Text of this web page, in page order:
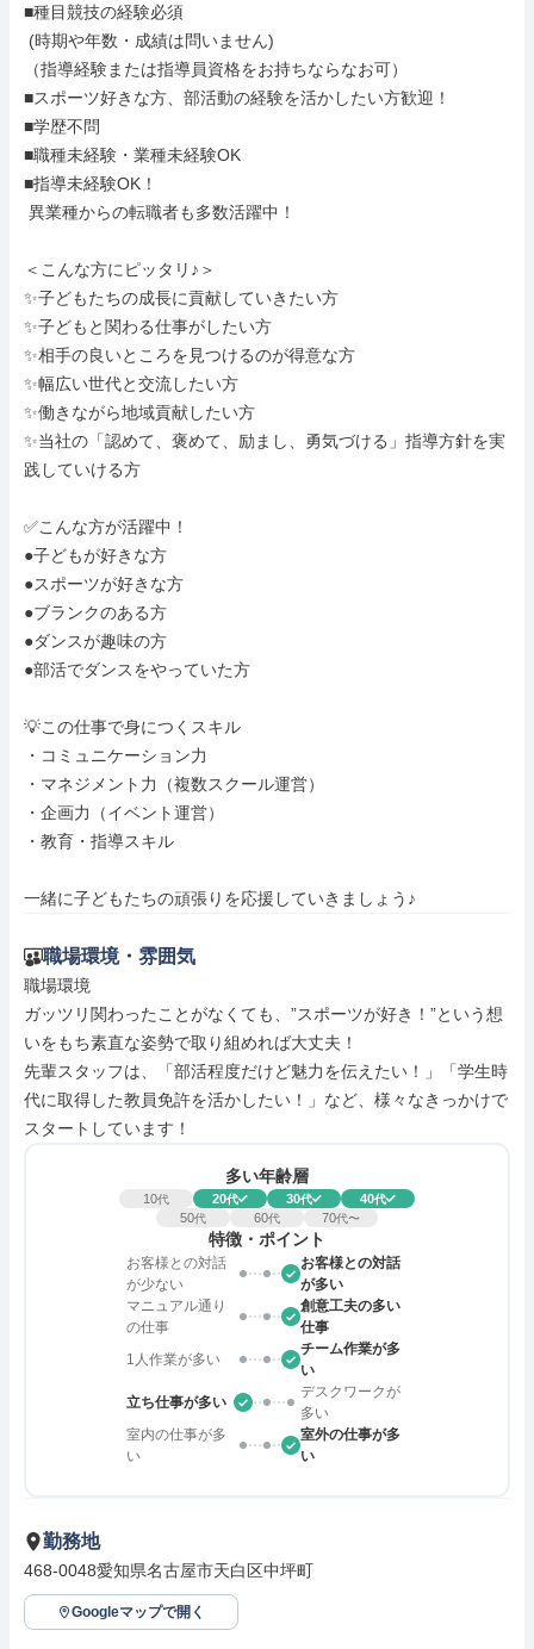
■種⽬競技の経験必須
（指導経験または指導員資格をお持ちならなお可）
■スポーツ好きな⽅、部活動の経験を活かしたい⽅歓迎！
■学歴不問
■職種未経験・業種未経験OK
■指導未経験OK！
＜こんな方にピッタリ♪＞
✨子どもたちの成長に貢献していきたい方
✨子どもと関わる仕事がしたい方
✨相手の良いところを見つけるのが得意な方
✨幅広い世代と交流したい方
✨働きながら地域貢献したい方
✨当社の「認めて、褒めて、励まし、勇気づける」指導方針を実
践していける方
✅こんな方が活躍中！
●子どもが好きな方
●スポーツが好きな方
●ブランクのある方
●ダンスが趣味の方
●部活でダンスをやっていた方
💡この仕事で身につくスキル
・コミュニケーション力
・マネジメント力（複数スクール運営）
・企画力（イベント運営）
・教育・指導スキル
一緒に子どもたちの頑張りを応援していきましょう♪
職場環境・雰囲気
職場環境
ガッツリ関わったことがなくても、”スポーツが好き！”という想
いをもち素直な姿勢で取り組めれば大丈夫！
先輩スタッフは、「部活程度だけど魅力を伝えたい！」「学生時
代に取得した教員免許を活かしたい！」など、様々なきっかけで
スタートしています！
多い年齢層
10代 20代 30代 40代
50代 60代 70代〜
特徴・ポイント
お客様との対話
が少ない
お客様との対話
が多い
マニュアル通り
の仕事
創意工夫の多い
仕事
1人作業が多い
チーム作業が多
い
立ち仕事が多い
デスクワークが
多い
室内の仕事が多
い
室外の仕事が多
い
勤務地
468-0048愛知県名古屋市天白区中坪町
Googleマップで開く